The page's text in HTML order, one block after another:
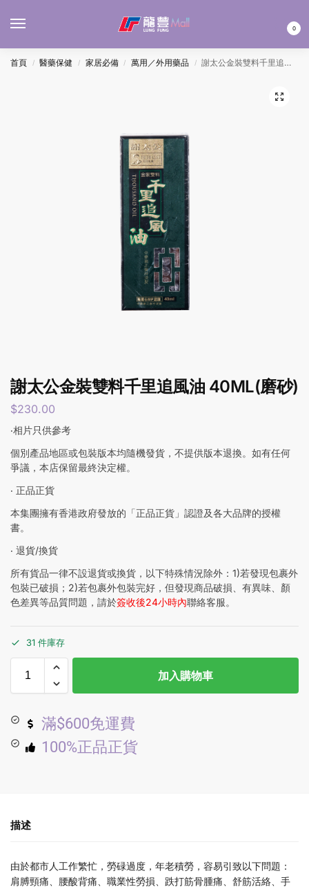
0
首頁 / 醫藥保健 / 家居必備 / 萬用／外用藥品 / 謝太公金裝雙料千里追風油 40ML(磨砂)
謝太公金裝雙料千里追風油 40ML(磨砂)
$230.00
‧相片只供參考
個別產品地區或包裝版本均隨機發貨，不提供版本退換。如有任何
爭議，本店保留最終決定權。
‧ 正品正貨
本集團擁有香港政府發放的「正品正貨」認證及各大品牌的授權
書。
‧ 退貨/換貨
所有貨品一律不設退貨或換貨，以下特殊情況除外：1)若發現包裹外
包裝已破損；2)若包裹外包裝完好，但發現商品破損、有異味、顏
色差異等品質問題，請於簽收後24小時內聯絡客服。
31 件庫存
加入購物車
滿$600免運費
100%正品正貨
描述
由於都市人工作繁忙，勞碌過度，年老積勞，容易引致以下問題：
肩膊頸痛、腰酸背痛、職業性勞損、跌打筋骨腫痛、舒筋活絡、手